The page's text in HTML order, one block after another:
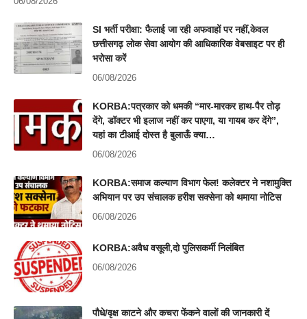
SI भर्ती परीक्षा: फैलाई जा रही अफवाहों पर नहीं,केवल
छत्तीसगढ़ लोक सेवा आयोग की आधिकारिक वेबसाइट पर ही
भरोसा करें
06/08/2026
KORBA:पत्रकार को धमकी “मार-मारकर हाथ-पैर तोड़
देंगे, डॉक्टर भी इलाज नहीं कर पाएगा, या गायब कर देंगे”,
यहां का टीआई दोस्त है बुलाऊँ क्या…
06/08/2026
KORBA:समाज कल्याण विभाग फेल! कलेक्टर ने नशामुक्ति
अभियान पर उप संचालक हरीश सक्सेना को थमाया नोटिस
06/08/2026
KORBA:अवैध वसूली,दो पुलिसकर्मी निलंबित
06/08/2026
पौधे/वृक्ष काटने और कचरा फेंकने वालों की जानकारी दें